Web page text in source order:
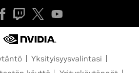
Yksityisyysvalintasi